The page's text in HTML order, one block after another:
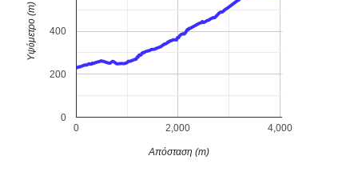
0 2,000 4,000
0
200
400
Απόσταση (m)
Υψόμετρο (m)